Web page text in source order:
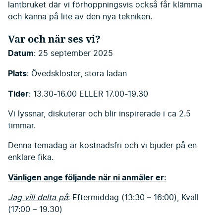
lantbruket där vi förhoppningsvis också får klämma
och känna på lite av den nya tekniken.
Var och när ses vi?
Datum: 25 september 2025
Plats: Övedskloster, stora ladan
Tider: 13.30-16.00 ELLER 17.00-19.30
Vi lyssnar, diskuterar och blir inspirerade i ca 2.5
timmar.
Denna temadag är kostnadsfri och vi bjuder på en
enklare fika.
Vänligen ange följande när ni anmäler er:
Jag vill delta på: Eftermiddag (13:30 – 16:00), Kväll
(17:00 – 19.30)